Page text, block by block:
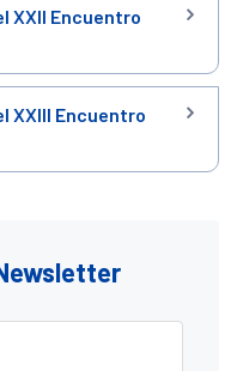
XXII Encuentro
XXIII Encuentro